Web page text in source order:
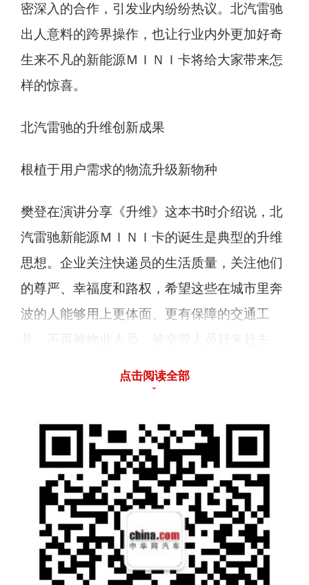
密深入的合作，引发业内纷纷热议。北汽雷驰
出人意料的跨界操作，也让行业内外更加好奇
生来不凡的新能源ＭＩＮＩ卡将给大家带来怎
样的惊喜。
北汽雷驰的升维创新成果
根植于用户需求的物流升级新物种
樊登在演讲分享《升维》这本书时介绍说，北
汽雷驰新能源ＭＩＮＩ卡的诞生是典型的升维
思想。企业关注快递员的生活质量，关注他们
的尊严、幸福度和路权，希望这些在城市里奔
波的人能够用上更体面、更有保障的交通工
具，不再被物业人员、被交管人员赶来赶去。
开得进大街，也转得开小巷，有路权，不限
分之一。樊登更是现场调侃“吹牛吧”，足见新
能源ＭＩＮＩ卡是带来了巨大惊喜的创新产
点击阅读全部